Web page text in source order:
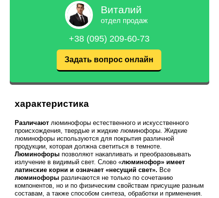
Виталий
отдел продаж
+38 (095) 209-60-73
Задать вопрос онлайн
характеристика
Различаютлюминофоры естественного и искусственного
происхождения, твердые и жидкие люминофоры. Жидкие
люминофоры используются для покрытия различной
продукции, которая должна светиться в темноте.
Люминофорыпозволяют накапливать и преобразовывать
излучение в видимый свет. Слово «люминофор» имеет
латинские корни и означает «несущий свет». Все
люминофорыразличаются не только по сочетанию
компонентов, но и по физическим свойствам присущие разным
составам, а также способом синтеза, обработки и применения.